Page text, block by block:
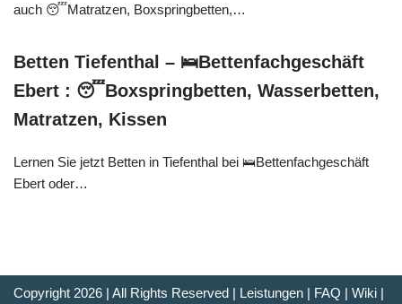
auch 😴Matratzen, Boxspringbetten,…
Betten Tiefenthal – 🛌Bettenfachgeschäft
Ebert : 😴Boxspringbetten, Wasserbetten,
Matratzen, Kissen
Lernen Sie jetzt Betten in Tiefenthal bei 🛌Bettenfachgeschäft
Ebert oder…
Copyright 2026 | All Rights Reserved | Leistungen | FAQ | Wiki |